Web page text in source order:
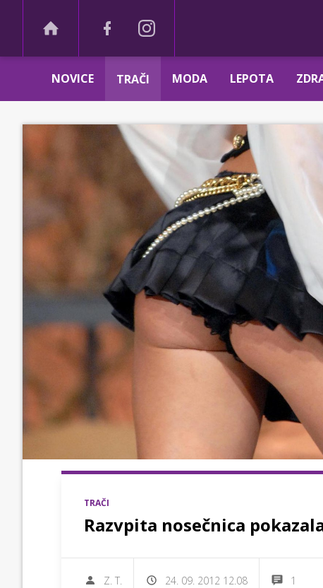
NOVICE TRAČI MODA LEPOTA
TRAČI
Razvpita nosečnica
Z. T. 24. 09. 2012 12.08 1